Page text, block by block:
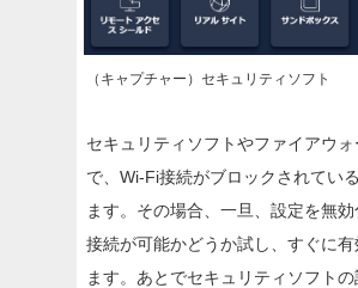
（キャプチャー）セキュリティソフト
セキュリティソフトやファイアウ
で、Wi-Fi接続がブロックされてい
ます。その場合、一旦、設定を無
接続が可能かどうか試し、すぐに有
ます。あとでセキュリティソフト